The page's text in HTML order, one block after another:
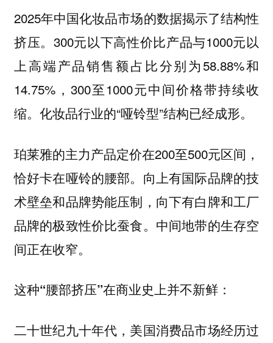
2025年中国化妆品市场的数据揭示了结构性
挤压。300元以下高性价比产品与1000元以
上高端产品销售额占比分别为58.88%和
14.75%，300至1000元中间价格带持续收
缩。化妆品行业的“哑铃型”结构已经成形。
珀莱雅的主力产品定价在200至500元区间，
恰好卡在哑铃的腰部。向上有国际品牌的技
术壁垒和品牌势能压制，向下有白牌和工厂
品牌的极致性价比蚕食。中间地带的生存空
间正在收窄。
这种“腰部挤压”在商业史上并不新鲜：
二十世纪九十年代，美国消费品市场经历过